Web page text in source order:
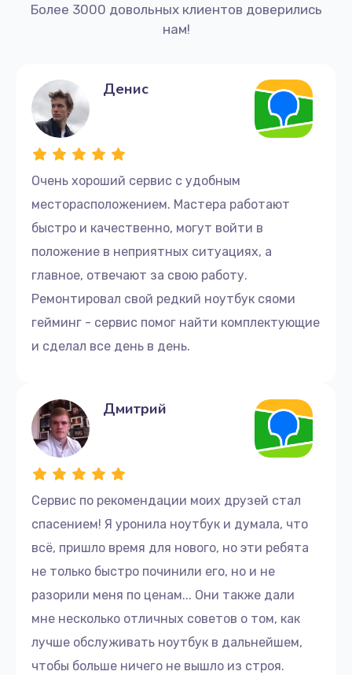
Более 3000 довольных клиентов доверились
нам!
Очень хороший сервис с удобным
месторасположением. Мастера работают
быстро и качественно, могут войти в
положение в неприятных ситуациях, а
главное, отвечают за свою работу.
Ремонтировал свой редкий ноутбук сяоми
гейминг - сервис помог найти комплектующие
и сделал все день в день.
Денис
Сервис по рекомендации моих друзей стал
спасением! Я уронила ноутбук и думала, что
всё, пришло время для нового, но эти ребята
не только быстро починили его, но и не
разорили меня по ценам... Они также дали
мне несколько отличных советов о том, как
лучше обслуживать ноутбук в дальнейшем,
чтобы больше ничего не вышло из строя.
Дмитрий